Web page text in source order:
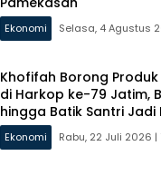
Ekonomi Selasa, 4 Agustus
Khofifah Borong Produk
di Harkop ke-79 Jatim,
hingga Batik Santri Jadi
Ekonomi Rabu, 22 Juli 2026 |